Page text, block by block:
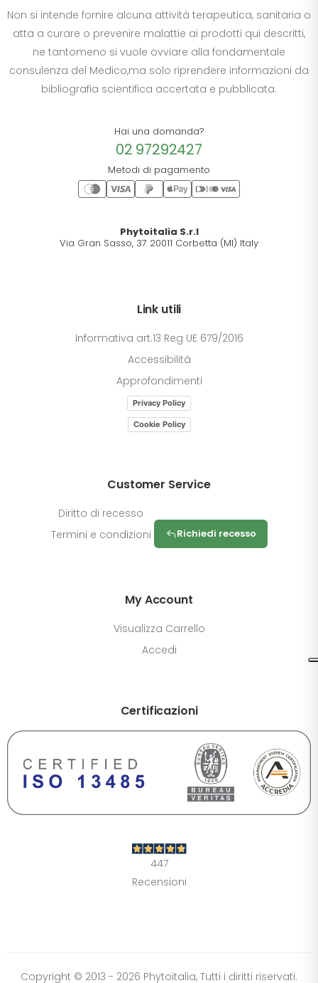
Non si intende fornire alcuna attività terapeutica, sanitaria o
atta a curare o prevenire malattie ai prodotti qui descritti,
ne tantomeno si vuole ovviare alla fondamentale
consulenza del Medico,ma solo riprendere informazioni da
bibliografia scientifica accertata e pubblicata.
Hai una domanda?
02 97292427
Metodi di pagamento
Phytoitalia S.r.l
Via Gran Sasso, 37 20011 Corbetta (MI) Italy
Link utili
Informativa art.13 Reg UE 679/2016
Accessibilità
Approfondimenti
Privacy Policy
Cookie Policy
Customer Service
Diritto di recesso
Termini e condizioni
Richiedi recesso
My Account
Visualizza Carrello
Accedi
Certificazioni
447
Recensioni
Copyright © 2013 - 2026 Phytoitalia, Tutti i diritti riservati.
DIMENSIONE TESTO
Chiaro